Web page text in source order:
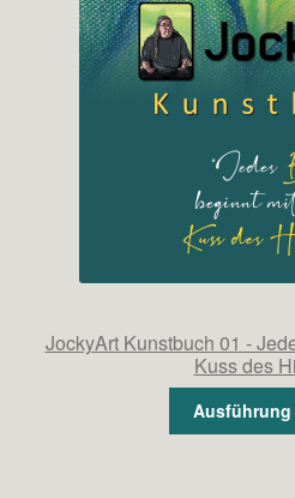
JockyArt Kunstbuch 01 -
Kuss des
Ausführung